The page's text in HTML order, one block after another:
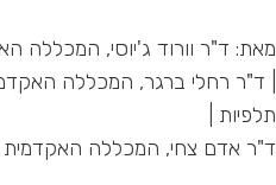
מאת: ד"ר וורוד ג'יוסי, המכללה
| ד"ר רחלי ברגר, המכללה
תלפיות |
ד"ר אדם צחי, המכללה האקדמית